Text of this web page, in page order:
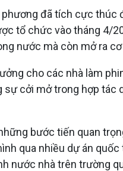
đã tích cực
tổ chức vào tháng
nước mà còn mở ra
cho các nhà làm
cởi mở trong hợp
bước tiến quan
qua nhiều dự án
nước nhà trên trường